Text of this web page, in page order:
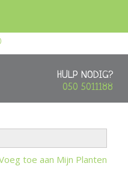
HULP NODIG?
050 5011188
toe aan Mijn Planten